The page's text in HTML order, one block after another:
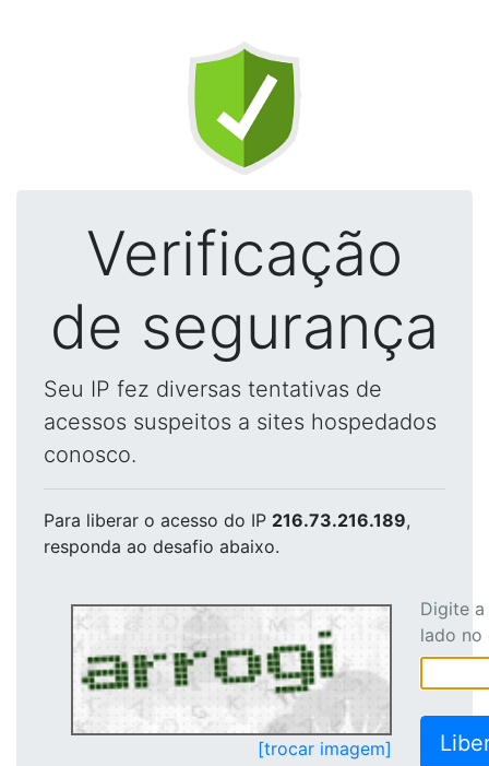
Verificação
de segurança
Seu IP fez diversas tentativas de
acessos suspeitos a sites hospedados
conosco.
Para liberar o acesso do IP 216.73.216.189,
responda ao desafio abaixo.
[trocar imagem]
Digite
lado no